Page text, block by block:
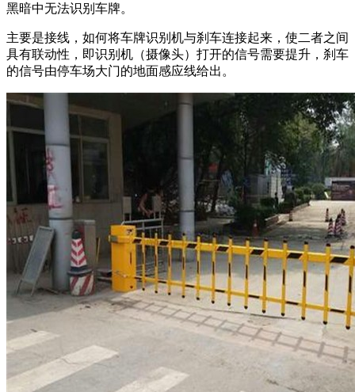
黑暗中无法识别车牌。
主要是接线，如何将车牌识别机与刹车连接起来，使二者之间
具有联动性，即识别机（摄像头）打开的信号需要提升，刹车
的信号由停车场大门的地面感应线给出。